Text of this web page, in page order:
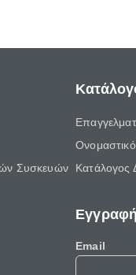
Συσκευών
Κατάλογος
Email